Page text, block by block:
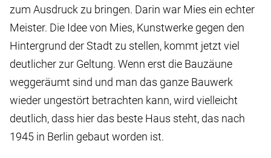
zum Ausdruck zu bringen. Darin war Mies ein echter
Meister. Die Idee von Mies, Kunstwerke gegen den
Hintergrund der Stadt zu stellen, kommt jetzt viel
deutlicher zur Geltung. Wenn erst die Bauzäune
weggeräumt sind und man das ganze Bauwerk
wieder ungestört betrachten kann, wird vielleicht
deutlich, dass hier das beste Haus steht, das nach
1945 in Berlin gebaut worden ist.